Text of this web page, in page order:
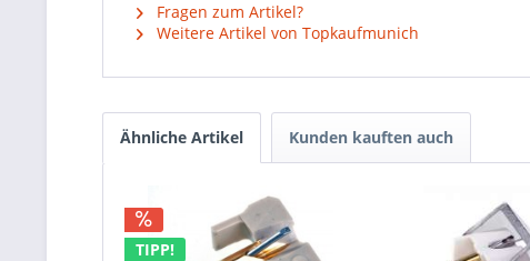
Fragen zum Artikel?
Weitere Artikel von Topkaufmunich
Ähnliche Artikel Kunden kauften auch
TIPP!